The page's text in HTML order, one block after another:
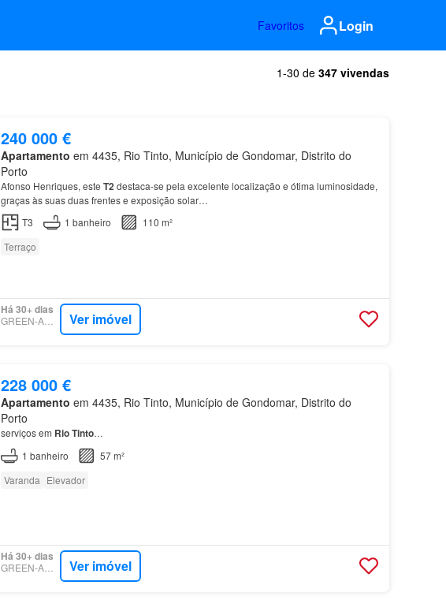
Favoritos Login
1-30 de 347 vivendas
240 000 €
Apartamento em 4435, Rio Tinto, Município de Gondomar, Distrito do
Porto
Afonso Henriques, este T2destaca-se pela excelente localização e ótima luminosidade,
graças às suas duas frentes e exposição solar…
T3
1 banheiro
110 m²
Terraço
Há 30+ dias
GREEN-ACRES Ver imóvel
228 000 €
Apartamento em 4435, Rio Tinto, Município de Gondomar, Distrito do
Porto
serviços em RioTinto…
1 banheiro
57 m²
Varanda Elevador
Há 30+ dias
GREEN-ACRES Ver imóvel